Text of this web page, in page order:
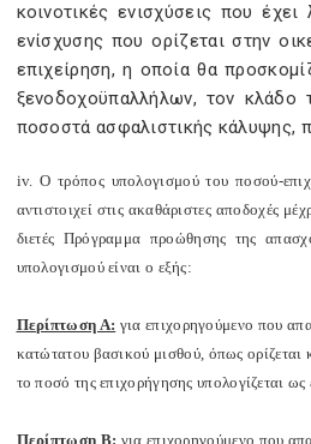
κοινοτικές ενισχύσεις που
ενίσχυσης που ορίζεται στην
επιχείρηση, η οποία θα
ξενοδοχοϋπαλλήλων, τον κλάδο
ποσοστά ασφαλιστικής κάλυψης,
iv. Ο τρόπος υπολογισμού του ποσού-
αντιστοιχεί στις ακαθάριστες αποδοχές
διετές Πρόγραμμα προώθησης της
υπολογισμού είναι ο εξής:
Περίπτωση Α: για επιχορηγούμενο που
κατώτατου βασικού μισθού, όπως
το ποσό της επιχορήγησης υπολογίζεται
Περίπτωση Β: για επιχορηγούμενο που